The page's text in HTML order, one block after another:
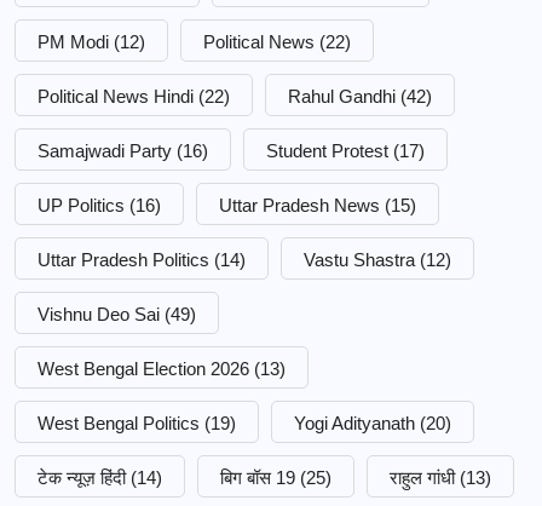
PM Modi (12) Political News (22)
Political News Hindi (22) Rahul Gandhi (42)
Samajwadi Party (16) Student Protest (17)
UP Politics (16) Uttar Pradesh News (15)
Uttar Pradesh Politics (14) Vastu Shastra (12)
Vishnu Deo Sai (49)
West Bengal Election 2026 (13)
West Bengal Politics (19) Yogi Adityanath (20)
टेक न्यूज़ हिंदी (14) बिग बॉस 19 (25) राहुल गांधी (13)